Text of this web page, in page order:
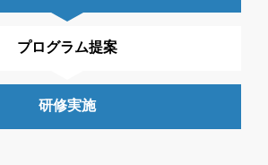
プログラム提案
研修実施